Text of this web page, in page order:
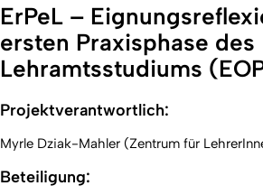
ErPeL –
ersten Praxisphase des
Lehramtsstudiums
Projektverantwortlich:
Myrle Dziak-Mahler (Zentrum für
Beteiligung: